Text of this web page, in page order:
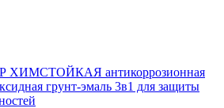
ХИМСТОЙКАЯ антикоррозионная
грунт-эмаль 3в1 для защиты